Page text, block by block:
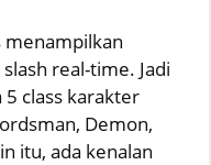
menampilkan
real-time. Jadi
class karakter
Demon,
itu, ada kenalan